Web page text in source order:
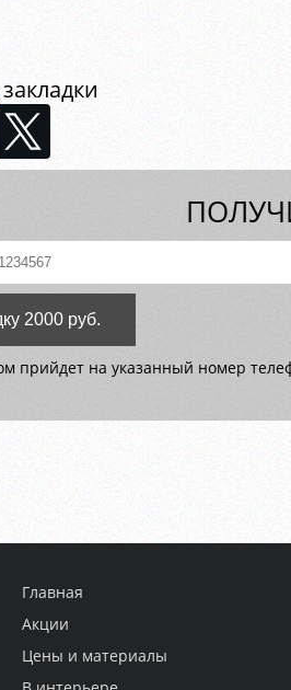
2000 руб.
прийдет на указанный номер
Главная
Акции
Цены и материалы